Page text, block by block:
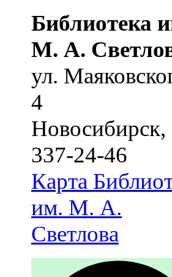
Библиотека
М. А.
ул.
4
Новосибирск,
337-24-46
Карта
им. М. А.
Светлова